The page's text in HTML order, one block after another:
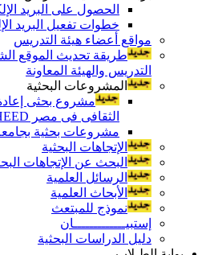
الحصول على البريد
خطوات تفعيل البريد
مواقع أعضاء هيئة التدريس
طريقة تحديث الموقع
التدريس والهيئة المعاونة
المشروعات البحثية
مشروع بحثى
الثقافى فى مصر REHEED
مشروعات بحثية
الإتجاهات البحثية
البحث عن الإتجاهات
الرسائل العلمية
الأبحاث العلمية
نموذج للمبتعث
إستبيـــــــــــــان
دليل الدراسات البحثية